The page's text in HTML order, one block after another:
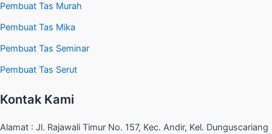
Pembuat Tas Murah
Pembuat Tas Mika
Pembuat Tas Seminar
Pembuat Tas Serut
Kontak Kami
Alamat : Jl. Rajawali Timur No. 157, Kec. Andir, Kel. Dunguscariang